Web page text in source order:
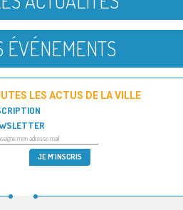
ÉVÉNEMENTS
LES ACTUS DE LA VILLE